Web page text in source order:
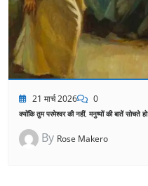
21 मार्च 2026 0
क्योंकि तुम परमेश्वर की नहीं, मनुष्यों की बातें सोचते हो
By Rose Makero